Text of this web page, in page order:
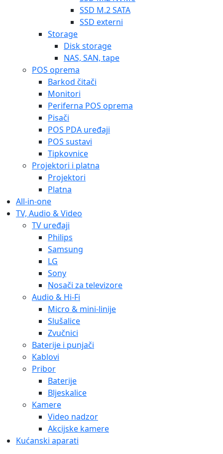
SSD M.2 SATA
SSD externi
Storage
Disk storage
NAS, SAN, tape
POS oprema
Barkod čitači
Monitori
Periferna POS oprema
Pisači
POS PDA uređaji
POS sustavi
Tipkovnice
Projektori i platna
Projektori
Platna
All-in-one
TV, Audio & Video
TV uređaji
Philips
Samsung
LG
Sony
Nosači za televizore
Audio & Hi-Fi
Micro & mini-linije
Slušalice
Zvučnici
Baterije i punjači
Kablovi
Pribor
Baterije
Bljeskalice
Kamere
Video nadzor
Akcijske kamere
Kućanski aparati